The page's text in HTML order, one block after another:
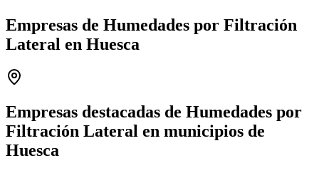
Empresas de Humedades por Filtración
Lateral en Huesca
−
Empresas destacadas de Humedades por
Filtración Lateral en municipios de
Huesca